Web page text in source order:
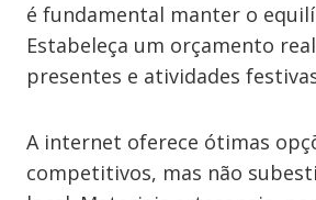
é fundamental manter o
Estabeleça um orçamento
presentes e atividades
A internet oferece ótimas
competitivos, mas não